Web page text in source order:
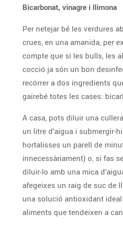
Bicarbonat, vinagre i llimona
Per netejar bé les verdures
crues, en una amanida, per
compte que si les bulls, les
cocció ja són un bon
recórrer a dos ingredients
gairebé totes les cases:
A casa, pots diluir una
un litre d’aigua i submergir-
hortalisses un parell de
innecessàriament) o, si fas
diluir-lo amb una mica
afegeixes un raig de suc de
una solució antioxidant
aliments que tendeixen a